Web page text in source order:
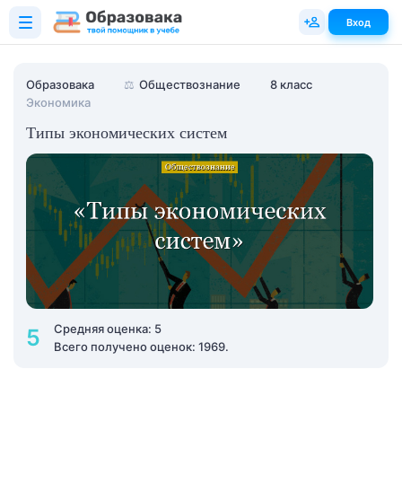
Образовака ⚖️ Обществознание
8 класс
Экономика
Типы экономических систем
5
Средняя оценка: 5
Всего получено оценок: 1969.
Вход